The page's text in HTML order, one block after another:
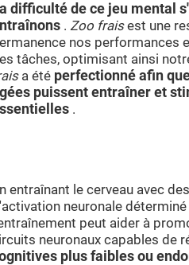
difficulté de ce jeu mental
. Zoo fraisest une
nos performances
tâches, optimisant ainsi
a été perfectionné afin
puissent entraîner et
.
entraînant le cerveau avec
neuronale
peut aider à
neuronaux capables de
plus faibles ou